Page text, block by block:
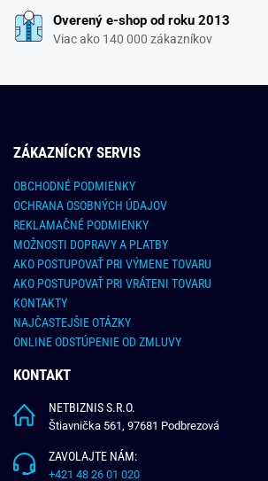
Overený e-shop od roku 2013
Viac ako 140 000 zákazníkov
ZÁKAZNÍCKY SERVIS
OBCHODNÉ PODMIENKY
OCHRANA OSOBNÝCH ÚDAJOV
REKLAMAČNÉ PODMIENKY
MOŽNOSTI DOPRAVY A PLATBY
AKO POSTUPOVAŤ PRI VÝMENE TOVARU
AKO POSTUPOVAŤ PRI VRÁTENI TOVARU
KONTAKTY
NAJČASTEJŠIE OTÁZKY
ONLINE ODSTÚPENIE OD ZMLUVY
KONTAKT
NETBIZNIS S.R.O.
Štiavnička 561, 97681 Podbrezová
ZAVOLAJTE NÁM:
+421 48 26 01 020